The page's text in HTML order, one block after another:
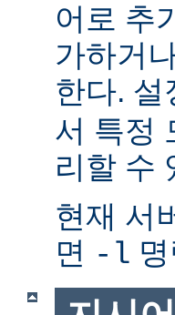
어로 추
가하거
한다. 설
서 특정
리할 수
현재 서
면 -l